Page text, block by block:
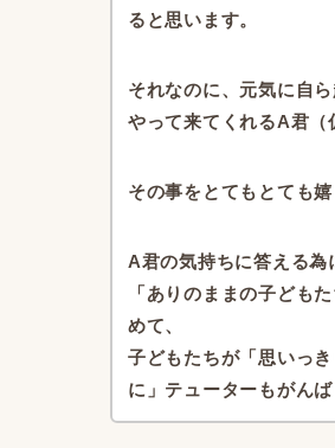
ると思います。
それなのに、 元気に自
やって来てくれるA君（
その事をとてもとても嬉
A君の気持ちに答える為
「ありのままの子ども
めて、
子どもたちが「思いっ
に」 テューターもがんば